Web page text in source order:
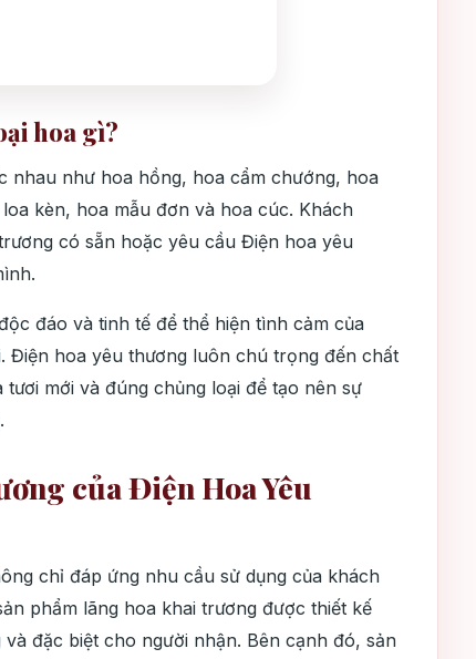
hoa gì?
nhau như hoa hồng, hoa cẩm chướng, hoa
kèn, hoa mẫu đơn và hoa cúc. Khách
có sẵn hoặc yêu cầu Điện hoa yêu
đáo và tinh tế để thể hiện tình cảm của
Điện hoa yêu thương luôn chú trọng đến chất
mới và đúng chủng loại để tạo nên sự
của Điện Hoa Yêu
chỉ đáp ứng nhu cầu sử dụng của khách
phẩm lãng hoa khai trương được thiết kế
đặc biệt cho người nhận. Bên cạnh đó, sản